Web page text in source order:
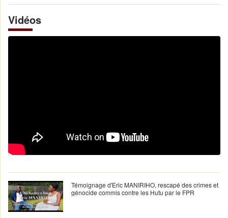
Vidéos
Témoignage d'Eric MANIRIHO, rescapé des crimes et
génocide commis contre les Hutu par le FPR